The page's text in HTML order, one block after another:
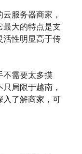
服务器商家，
大的特点是支
活性明显高于传
不需要太多摸
局限于越南，
入了解商家，可